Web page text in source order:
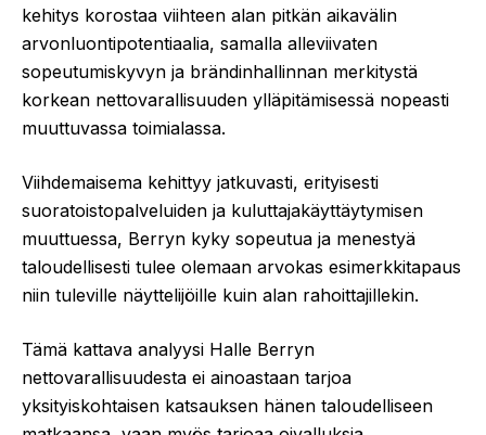
kehitys korostaa viihteen alan pitkän aikavälin
arvonluontipotentiaalia, samalla alleviivaten
sopeutumiskyvyn ja brändinhallinnan merkitystä
korkean nettovarallisuuden ylläpitämisessä nopeasti
muuttuvassa toimialassa.
Viihdemaisema kehittyy jatkuvasti, erityisesti
suoratoistopalveluiden ja kuluttajakäyttäytymisen
muuttuessa, Berryn kyky sopeutua ja menestyä
taloudellisesti tulee olemaan arvokas esimerkkitapaus
niin tuleville näyttelijöille kuin alan rahoittajillekin.
Tämä kattava analyysi Halle Berryn
nettovarallisuudesta ei ainoastaan tarjoa
yksityiskohtaisen katsauksen hänen taloudelliseen